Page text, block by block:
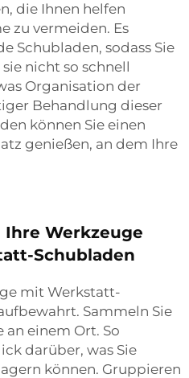
die Ihnen helfen
zu vermeiden. Es
Schubladen, sodass Sie
nicht so schnell
Organisation der
Behandlung dieser
können Sie einen
genießen, an dem Ihre
Ihre Werkzeuge
Schubladen
mit Werkstatt-
Sammeln Sie
an einem Ort. So
darüber, was Sie
können. Gruppieren